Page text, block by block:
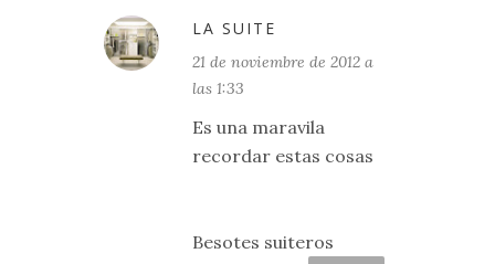
LA SUITE
21 de noviembre de 2012 a
las 1:33
Es una maravila
recordar estas cosas
Besotes suiteros